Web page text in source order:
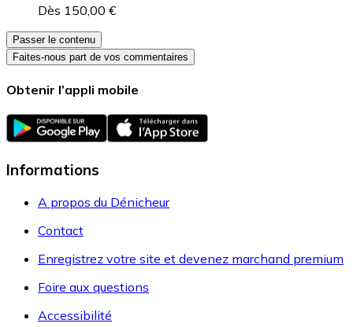
Dès 150,00 €
Passer le contenu
Faites-nous part de vos commentaires
Obtenir l’appli mobile
Informations
A propos du Dénicheur
Contact
Enregistrez votre site et devenez marchand premium
Foire aux questions
Accessibilité